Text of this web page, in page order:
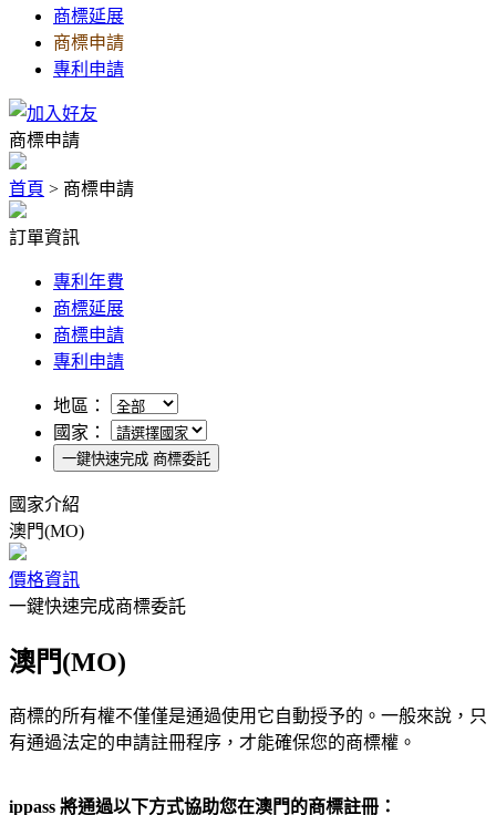
商標延展
商標申請
專利申請
商標申請
首頁 > 商標申請
訂單資訊
專利年費
商標延展
商標申請
專利申請
地區：
國家：
一鍵快速完成 商標委託
國家介紹
澳門(MO)
價格資訊
一鍵快速完成商標委託
澳門(MO)
商標的所有權不僅僅是通過使用它自動授予的。一般來說，只
有通過法定的申請註冊程序，才能確保您的商標權。
ippass 將通過以下方式協助您在澳門的商標註冊：